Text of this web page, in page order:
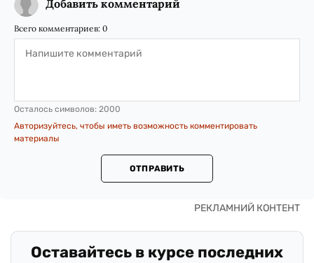
Добавить комментарий
Всего комментариев: 0
Осталось символов: 2000
Авторизуйтесь, чтобы иметь возможность комментировать
материалы
ОТПРАВИТЬ
Оставайтесь в курсе последних